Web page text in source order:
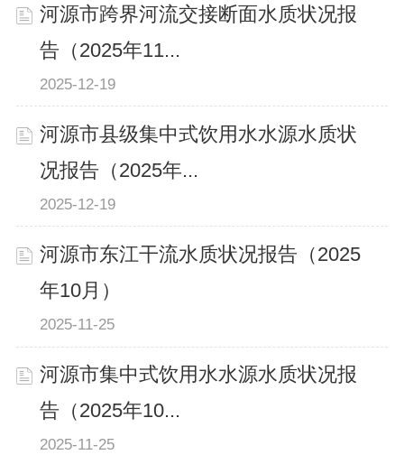
河源市跨界河流交接断面水质状况报
告（2025年11...
2025-12-19
河源市县级集中式饮用水水源水质状
况报告（2025年...
2025-12-19
河源市东江干流水质状况报告（2025
年10月）
2025-11-25
河源市集中式饮用水水源水质状况报
告（2025年10...
2025-11-25